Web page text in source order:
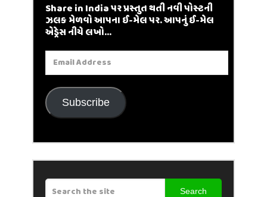
Share in India પર પ્રસ્તુત થતી નવી પોસ્ટની
ઝલક મેળવો આપના ઈ-મેલ પર. આપનું ઈ-મેલ
એડ્રેસ નીચે લખો...
Email
Address
Subscribe
Search